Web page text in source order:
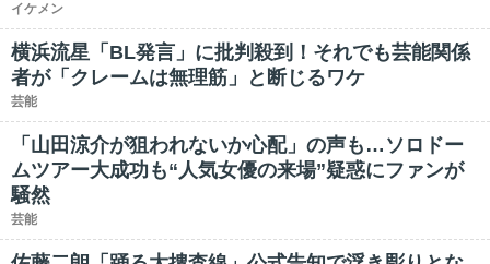
イケメン
横浜流星「BL発言」に批判殺到！それでも芸能関係
者が「クレームは無理筋」と断じるワケ
芸能
「山田涼介が狙われないか心配」の声も…ソロドー
ムツアー大成功も“人気女優の来場”疑惑にファンが
騒然
芸能